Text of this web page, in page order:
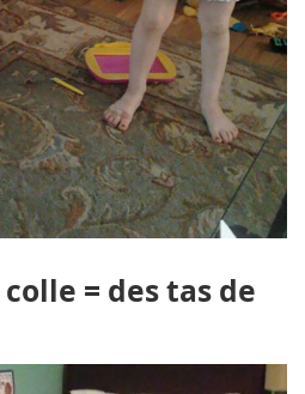
= des tas de